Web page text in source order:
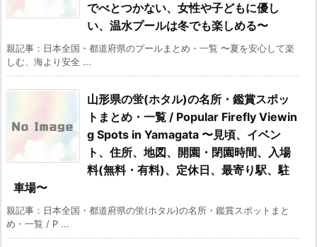
でべとつかない、女性や子どもに優し
い、温水プールは冬でも楽しめる〜
親記事：日本全国・都道府県のプールまとめ・一覧 〜夏を安心して楽
しむ、海より安全 ...
山形県の蛍(ホタル)の名所・鑑賞スポッ
トまとめ・一覧 / Popular Firefly Viewin
g Spots in Yamagata 〜見頃、イベン
ト、住所、地図、開園・閉園時間、入場
料(無料・有料)、定休日、最寄り駅、駐
車場〜
親記事：日本全国・都道府県の蛍(ホタル)の名所・鑑賞スポットまと
め・一覧 / P ...